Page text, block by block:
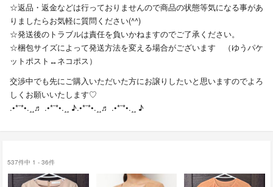
☆返品・返金などは行っておりませんので商品の状態等気になる事があ
りましたらお気軽に質問ください(^^)
☆発送後のトラブルは責任を負いかねますのでご了承ください。
☆梱包サイズによって発送方法を変える場合がございます （ゆうパケ
ットポスト↔︎ネコポス）
交渉中でも先にご購入いただいた方にお譲りしたいと思いますのでよろ
しくお願いいたします♡
.•*¨*•.¸¸♬ .•*¨*•.¸¸ ♪.•*¨*•.¸¸♬ .•*¨*•.¸¸ ♪
537件中 1 - 36件